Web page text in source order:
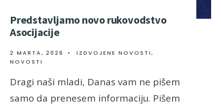
Predstavljamo novo rukovodstvo
Asocijacije
2 MARTA, 2026 • IZDVOJENE NOVOSTI,
NOVOSTI
Dragi naši mladi, Danas vam ne pišem
samo da prenesem informaciju. Pišem